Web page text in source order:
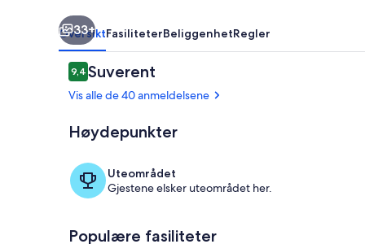
33+
OversiktFasiliteterBeliggenhetRegler
Anmeldelser
9,49,4 av 10 –
Suverent
Vis alle de 40 anmeldelsene
Høydepunkter
Uteområdet
Gjestene elsker uteområdet her.
Populære fasiliteter